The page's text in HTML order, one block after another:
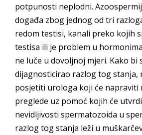
potpunosti neplodni.
događa zbog jednog od tri
redom testisi, kanali preko kojih
testisa ili je problem u
ne luče u dovoljnoj mjeri. Kako bi
dijagnosticirao razlog tog stanja,
posjetiti urologa koji će napraviti
preglede uz pomoć kojih će
nevidljivosti spermatozoida u
razlog tog stanja leži u